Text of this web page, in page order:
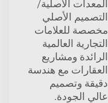
المعدات الأصلية/
التصميم الأصلي
مخصصة للعلامات
التجارية العالمية
الرائدة ومشاريع
العقارات مع هندسة
دقيقة وتصميم
عالي الجودة.